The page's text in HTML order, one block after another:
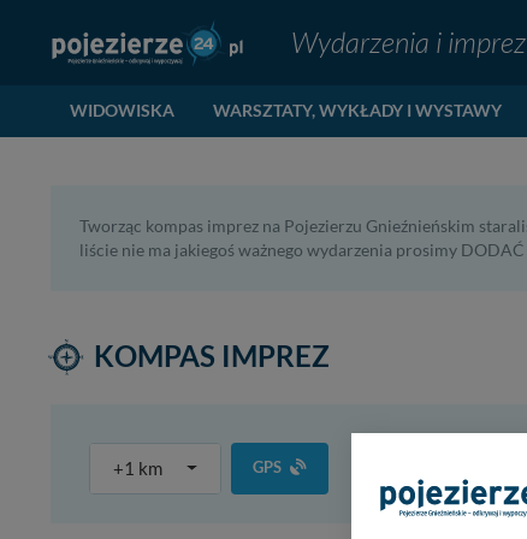
Wydarzenia i
WIDOWISKA WARSZTATY, WYKŁADY I WYSTAWY
Tworząc kompas imprez na Pojezierzu Gnieźnieńskim
liście nie ma jakiegoś ważnego wydarzenia prosimy
KOMPAS IMPREZ
+1 km GPS